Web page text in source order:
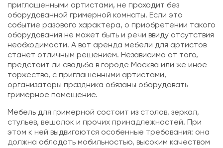
приглашенными артистами, не проходит без
оборудованной гримерной комнаты. Если это
событие разового характера, о приобретении такого
оборудования не может быть и речи ввиду отсутствия
необходимости. А вот аренда мебели для артистов
станет отличным решением. Независимо от того,
предстоит ли свадьба в городе Москва или же иное
торжество, с приглашенными артистами,
организаторы праздника обязаны оборудовать
гримерное помещение.
Мебель для гримерной состоит из столов, зеркал,
стульев, вешалок и прочих принадлежностей. При
этом к ней выдвигаются особенные требования: она
должна обладать мобильностью, высоким качеством